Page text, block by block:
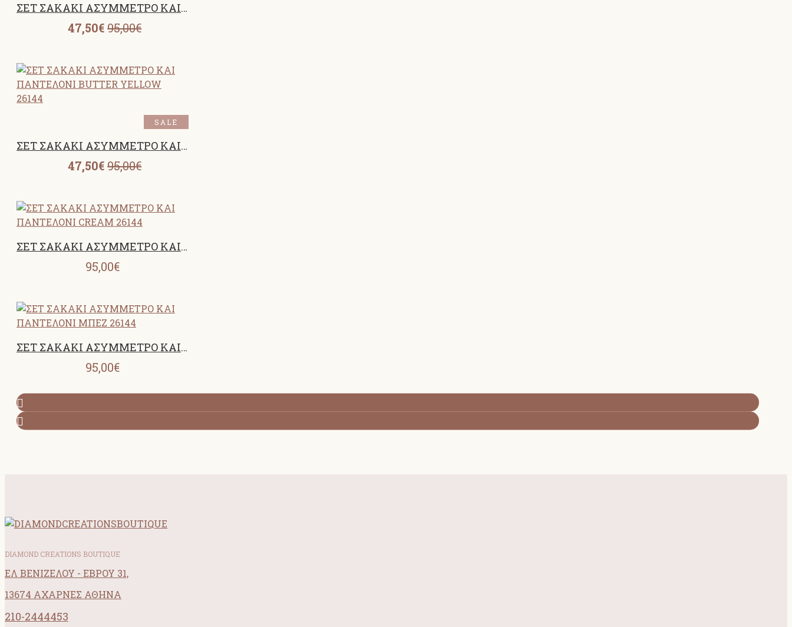
ΣΕΤ ΣΑΚΑΚΙ ΑΣΥΜΜΕΤΡΟ ΚΑΙ ΠΑΝΤΕΛΟΝΙ ΡΟΖ 26144
47,50€ 95,00€
SALE
ΣΕΤ ΣΑΚΑΚΙ ΑΣΥΜΜΕΤΡΟ ΚΑΙ ΠΑΝΤΕΛΟΝΙ BUTTER YELLOW 26144
47,50€ 95,00€
ΣΕΤ ΣΑΚΑΚΙ ΑΣΥΜΜΕΤΡΟ ΚΑΙ ΠΑΝΤΕΛΟΝΙ CREAM 26144
95,00€
ΣΕΤ ΣΑΚΑΚΙ ΑΣΥΜΜΕΤΡΟ ΚΑΙ ΠΑΝΤΕΛΟΝΙ ΜΠΕΖ 26144
95,00€
DIAMOND CREATIONS BOUTIQUE
ΕΛ ΒΕΝΙΖΕΛΟΥ - ΕΒΡΟΥ 31,
13674 ΑΧΑΡΝΕΣ ΑΘΗΝΑ
210-2444453